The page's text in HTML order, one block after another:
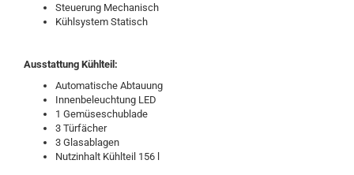
Steuerung Mechanisch
Kühlsystem Statisch
Ausstattung Kühlteil:
Automatische Abtauung
Innenbeleuchtung LED
1 Gemüseschublade
3 Türfächer
3 Glasablagen
Nutzinhalt Kühlteil 156 l